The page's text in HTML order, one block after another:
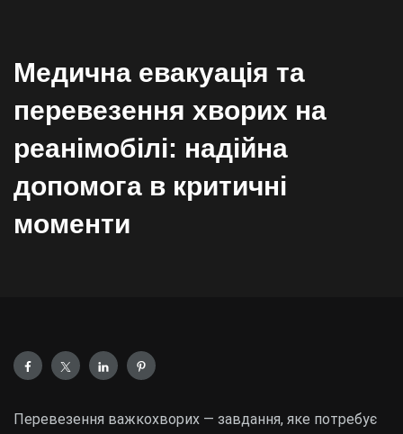
Медична евакуація та
перевезення хворих на
реанімобілі: надійна
допомога в критичні
моменти
Перевезення важкохворих — завдання, яке потребує